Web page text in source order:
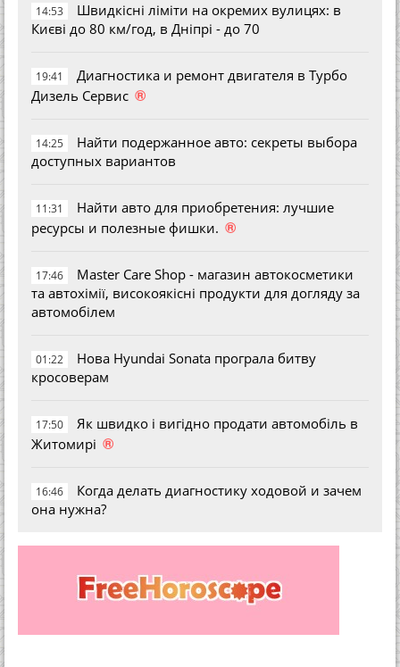
14:53
Швидкісні ліміти на окремих вулицях: в
Києві до 80 км/год, в Дніпрі - до 70
19:41
Диагностика и ремонт двигателя в Турбо
Дизель Сервис ®
14:25
Найти подержанное авто: секреты выбора
доступных вариантов
11:31
Найти авто для приобретения: лучшие
ресурсы и полезные фишки. ®
17:46
Master Care Shop - магазин автокосметики
та автохімії, високоякісні продукти для догляду за
автомобілем
01:22
Нова Hyundai Sonata програла битву
кросоверам
17:50
Як швидко і вигідно продати автомобіль в
Житомирі ®
16:46
Когда делать диагностику ходовой и зачем
она нужна?